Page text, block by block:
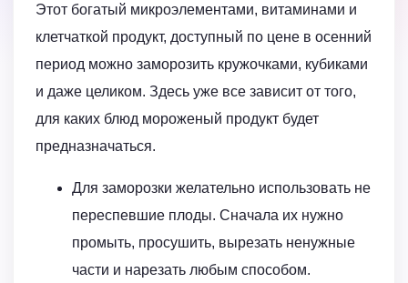
Этот богатый микроэлементами, витаминами и
клетчаткой продукт, доступный по цене в осенний
период можно заморозить кружочками, кубиками
и даже целиком. Здесь уже все зависит от того,
для каких блюд мороженый продукт будет
предназначаться.
Для заморозки желательно использовать не
переспевшие плоды. Сначала их нужно
промыть, просушить, вырезать ненужные
части и нарезать любым способом.